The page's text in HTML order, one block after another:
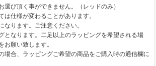
選び頂く事ができません。（レッドのみ）
は仕様が変わることがあります。
なります。ご注意ください。
となります。二足以上のラッピングを希望される場
お願い致します。
場合、ラッピングご希望の商品をご購入時の通信欄に